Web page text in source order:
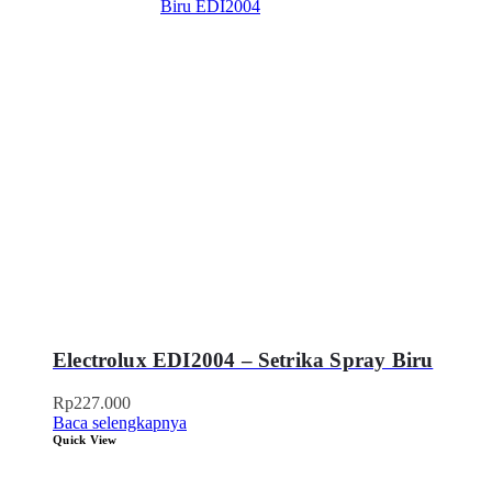
Electrolux EDI2004 – Setrika Spray Biru
Rp227.000
Baca selengkapnya
Quick View